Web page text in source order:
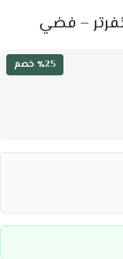
٪25 خصم